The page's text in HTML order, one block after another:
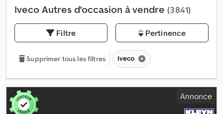
Iveco Autres d'occasion à vendre (3 841)
Filtre Pertinence
Supprimer tous les filtres Iveco
Annonce